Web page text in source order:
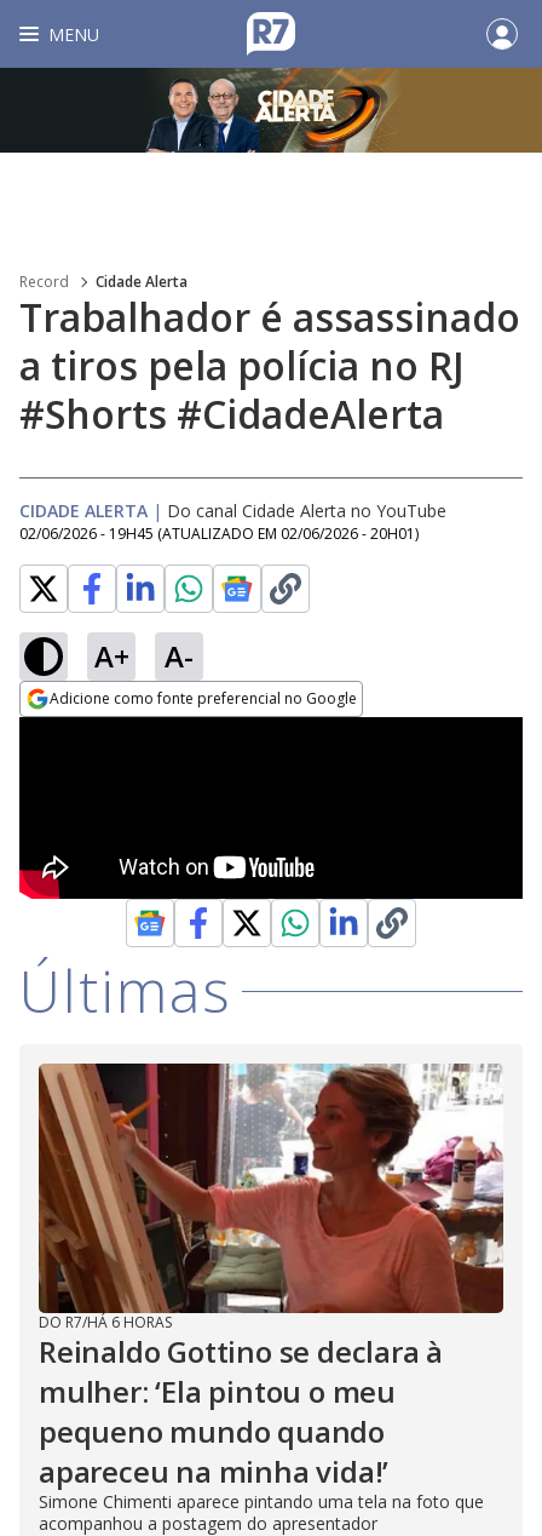
MENU
Record Cidade Alerta
Trabalhador é assassinado
a tiros pela polícia no RJ
#Shorts #CidadeAlerta
CIDADE ALERTA | Do canal Cidade Alerta no YouTube
02/06/2026 - 19H45 (ATUALIZADO EM 02/06/2026 - 20H01)
A+ A-
Adicione como fonte preferencial no Google
Últimas
DO R7/HÁ 6 HORAS
Reinaldo Gottino se declara à
mulher: ‘Ela pintou o meu
pequeno mundo quando
apareceu na minha vida!’
Simone Chimenti aparece pintando uma tela na foto que
acompanhou a postagem do apresentador